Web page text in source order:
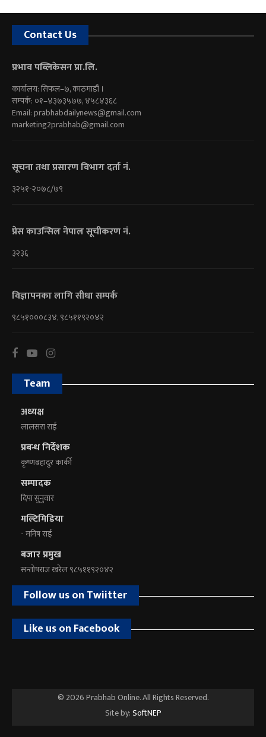
Contact Us
प्रभाव पब्लिकेसन प्रा.लि.
कार्यालय: सिफल–७, काठमाडौं ।
सम्पर्क: ०१–४३७३५७७, ४५८४३६८
Email:prabhabdailynews@gmail.com
marketing2prabhab@gmail.com
सूचना तथा प्रसारण विभाग दर्ता नं.
३२५१-२०७८/७९
प्रेस काउन्सिल नेपाल सूचीकरण नं.
३२३६
विज्ञापनका लागि सीधा सम्पर्क
९८५१०००८३४, ९८५११९२०४२
Team
अध्यक्ष
लालसरा राई
प्रबन्ध निर्देशक
कृष्णबहादुर कार्की
सम्पादक
दिपा सुनुवार
मल्टिमिडिया
- मनिष राई
बजार प्रमुख
सन्तोषराज खरेल ९८५११९२०४२
Follow us on Twiitter
Like us on Facebook
© 2026 Prabhab Online. All Rights Reserved.
Site by:SoftNEP